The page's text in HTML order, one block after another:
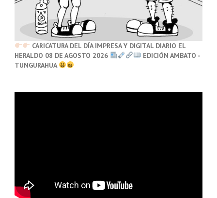
CARICATURA DEL DÍA IMPRESA Y DIGITAL DIARIO EL
HERALDO 08 DE AGOSTO 2026
EDICIÓN AMBATO -
TUNGURAHUA